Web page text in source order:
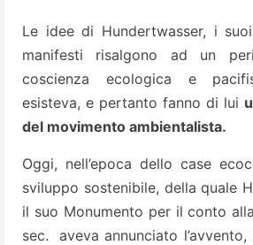
Le idee di Hundertwasser, i
manifesti risalgono ad un
coscienza ecologica e
esisteva, e pertanto fanno di lui
del movimento ambientalista.
Oggi, nell’epoca dello case
sviluppo sostenibile, della quale
il suo Monumento per il conto
sec. aveva annunciato